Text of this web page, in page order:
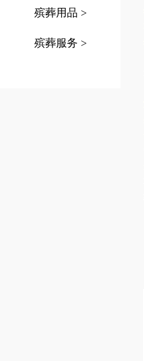
殡葬用品 >
殡葬服务 >